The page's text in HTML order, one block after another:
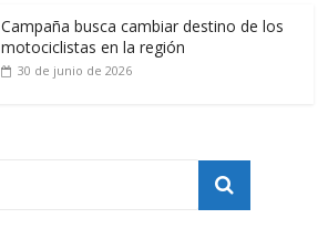
Campaña busca cambiar destino de los
motociclistas en la región
30 de junio de 2026